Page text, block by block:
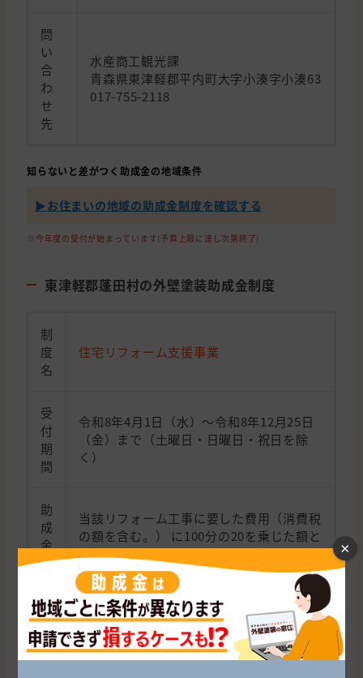
問
い
合
わ
せ
先
水産商工観光課
青森県東津軽郡平内町大字小湊字小湊63
017-755-2118
知らないと差がつく助成金の地域条件
▶︎お住まいの地域の助成金制度を確認する
※今年度の受付が始まっています(予算上限に達し次第終了)
東津軽郡蓬田村の外壁塗装助成金制度
制
度
名
住宅リフォーム支援事業
受
付
期
間
令和8年4月1日（水）～令和8年12月25日
（金）まで（土曜日・日曜日・祝日を除
く）
助
成
金
額
当該リフォーム工事に要した費用（消費税
の額を含む。） に100分の20を乗じた額と
し、20万円を限度とする。
・村内に住所を有する者（住民票に記載さ
れている者）であること
・リフォーム工事を行う住宅の所有者およ
び居住者であること。ただし、リフォーム
×